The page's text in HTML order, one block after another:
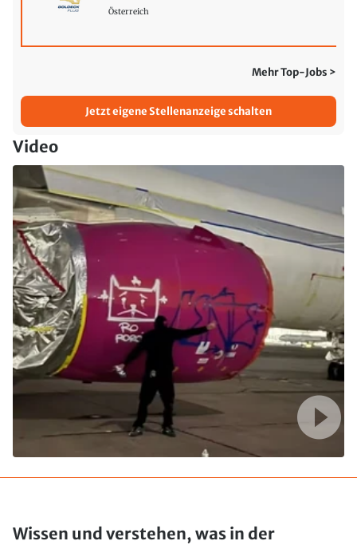
Österreich
Mehr Top-Jobs >
Jetzt eigene Stellenanzeige schalten
Video
Wissen und verstehen, was in der